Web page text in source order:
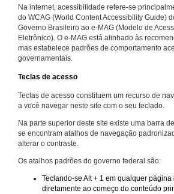
Na internet, acessibilidade refere-se
do WCAG (World Content Accessibility Guide)
Governo Brasileiro ao e-MAG (Modelo de
Eletrônico). O e-MAG está alinhado às
mas estabelece padrões de comportamento
governamentais.
Teclas de acesso
Teclas de acesso constituem um recurso de
a você navegar neste site com o seu teclado.
Na parte superior deste site existe uma barra
se encontram atalhos de navegação
alterar o contraste.
Os atalhos padrões do governo federal são:
Teclando-se Alt + 1 em qualquer
diretamente ao começo do conteúdo